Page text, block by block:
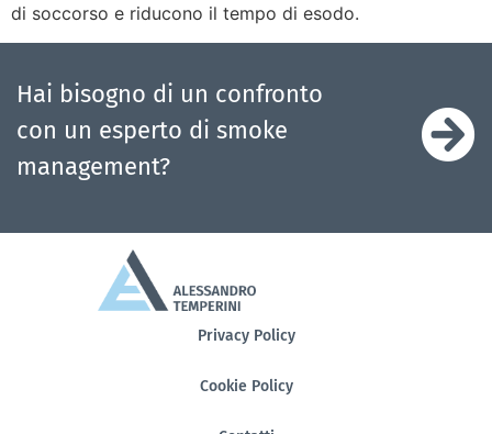
di soccorso e riducono il tempo di esodo.
Hai bisogno di un confronto
con un esperto di smoke
management?
Privacy Policy
Cookie Policy